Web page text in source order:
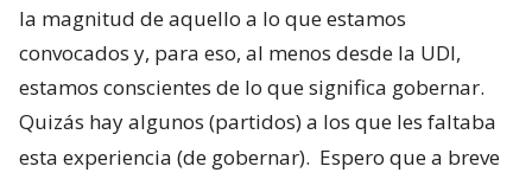
la magnitud de aquello a lo que estamos
convocados y, para eso, al menos desde la UDI,
estamos conscientes de lo que significa gobernar.
Quizás hay algunos (partidos) a los que les faltaba
esta experiencia (de gobernar). Espero que a breve